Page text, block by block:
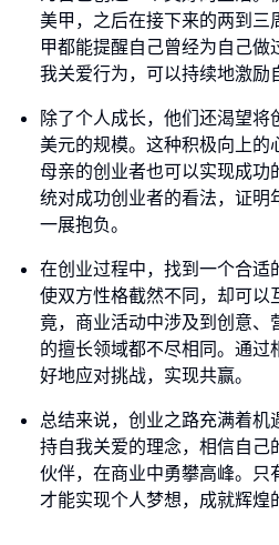
美甲，之后在接下来的两到三
甲都能提醒自己曾经为自己做
我关爱行为，可以持续地激励
除了个人成长，他们还渴望将
美元的规模。这种积极向上的
母亲的创业者也可以实现成功
统对成功创业者的看法，证明
一展抱负。
在创业过程中，找到一个合适
使双方性格截然不同，却可以
竟，商业活动中涉及到创意、
的擅长领域都不尽相同。通过
好地应对挑战，实现共赢。
总结来说，创业之路充满着机
持自我关爱的理念，相信自己
伙伴，在商业中勇攀高峰。只
才能实现个人梦想，成就辉煌